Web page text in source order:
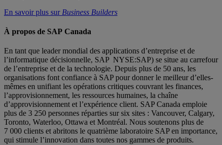
En savoir plus sur Business Builders
À propos de SAP Canada
En tant que leader mondial des applications d’entreprise et de
l’informatique décisionnelle, SAP NYSE:SAP) se situe au carrefour
de l’entreprise et de la technologie. Depuis plus de 50 ans, les
organisations font confiance à SAP pour donner le meilleur d’elles-
mêmes en unifiant les opérations critiques couvrant les finances,
l’approvisionnement, les ressources humaines, la chaîne
d’approvisionnement et l’expérience client. SAP Canada emploie
plus de 3 250 personnes réparties sur six sites : Vancouver, Calgary,
Toronto, Waterloo, Ottawa et Montréal. Nous soutenons plus de
7 000 clients et abritons le quatrième laboratoire SAP en importance,
qui stimule l’innovation dans toutes nos gammes de produits.